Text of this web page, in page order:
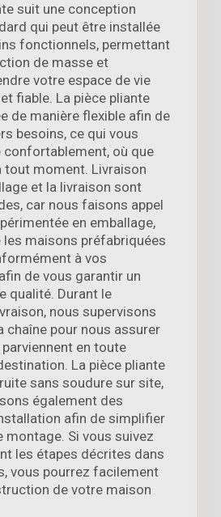
suit une conception
qui peut être installée
fonctionnels, permettant
de masse et
votre espace de vie
fiable. La pièce pliante
de manière flexible afin de
besoins, ce qui vous
confortablement, où que
tout moment. Livraison
et la livraison sont
car nous faisons appel
en emballage,
maisons préfabriquées
à vos
de vous garantir un
qualité. Durant le
nous supervisons
chaîne pour nous assurer
en toute
La pièce pliante
sans soudure sur site,
également des
afin de simplifier
montage. Si vous suivez
les étapes décrites dans
vous pourrez facilement
de votre maison